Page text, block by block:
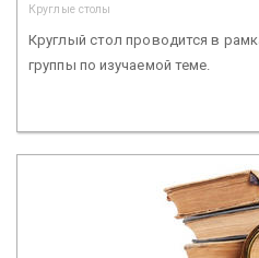
Круглые столы
Круглый стол проводится в
группы по изучаемой теме.